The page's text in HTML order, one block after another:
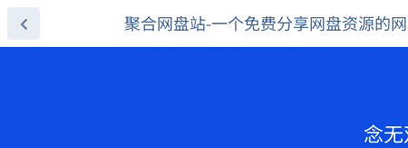
聚合网盘站-一个免费分享网盘资源的
念